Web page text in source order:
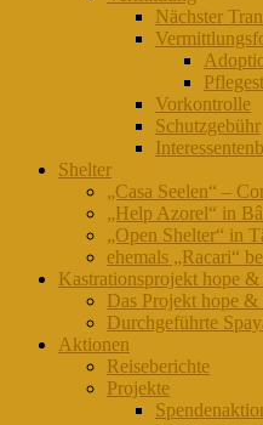
Nächster
Vorkontrolle
Schutzgebühr
Shelter
„Casa Seelen“ –
„Help Azorel“ in
„Open Shelter“ in
ehemals „Racari“
Kastrationsprojekt hope &
Das Projekt hope &
Durchgeführte
Aktionen
Reiseberichte
Projekte